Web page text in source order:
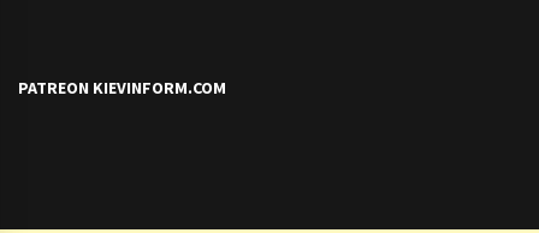
PATREON KIEVINFORM.COM